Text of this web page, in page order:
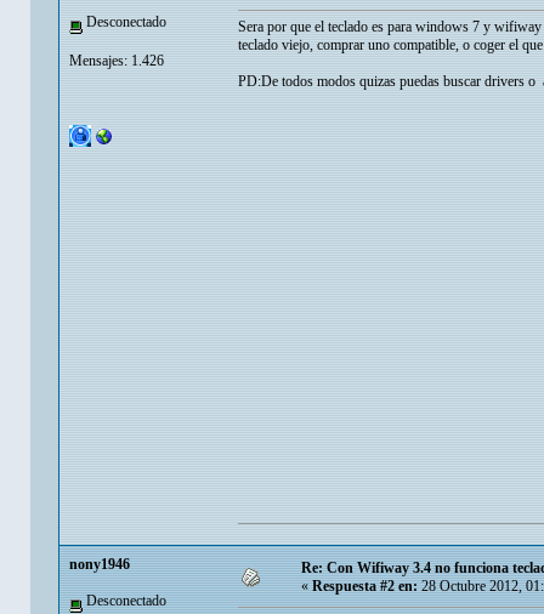
Desconectado
Mensajes: 1.426
Sera por que el teclado es para windows 7 y wifiway
teclado viejo, comprar uno compatible, o coger el
PD:De todos modos quizas puedas buscar drivers o
nony1946
Desconectado
Re: Con Wifiway 3.4 no funciona
«Respuesta #2 en:28 Octubre 2012,